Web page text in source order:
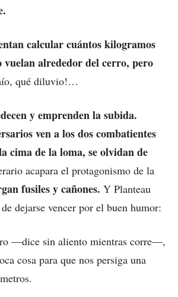
calcular cuántos kilogramos
alrededor del cerro, pero
qué diluvio!…
y emprenden la subida.
ven a los dos combatientes
cima de la loma, se olvidan de
acapara el protagonismo de la
fusiles y cañones. Y Planteau
dejarse vencer por el buen humor:
—dice sin aliento mientras corre—,
cosa para que nos persiga una